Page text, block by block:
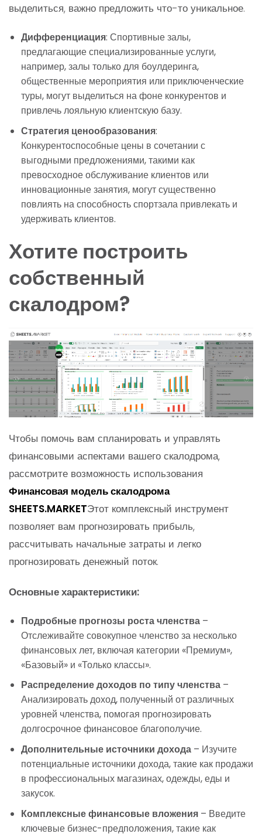
выделиться, важно предложить что-то уникальное.
Дифференциация: Спортивные залы,
предлагающие специализированные услуги,
например, залы только для боулдеринга,
общественные мероприятия или приключенческие
туры, могут выделиться на фоне конкурентов и
привлечь лояльную клиентскую базу.
Стратегия ценообразования:
Конкурентоспособные цены в сочетании с
выгодными предложениями, такими как
превосходное обслуживание клиентов или
инновационные занятия, могут существенно
повлиять на способность спортзала привлекать и
удерживать клиентов.
Хотите построить
собственный
скалодром?
Чтобы помочь вам спланировать и управлять
финансовыми аспектами вашего скалодрома,
рассмотрите возможность использования
Финансовая модель скалодрома
SHEETS.MARKETЭтот комплексный инструмент
позволяет вам прогнозировать прибыль,
рассчитывать начальные затраты и легко
прогнозировать денежный поток.
Основные характеристики:
Подробные прогнозы роста членства–
Отслеживайте совокупное членство за несколько
финансовых лет, включая категории «Премиум»,
«Базовый» и «Только классы».
Распределение доходов по типу членства–
Анализировать доход, полученный от различных
уровней членства, помогая прогнозировать
долгосрочное финансовое благополучие.
Дополнительные источники дохода– Изучите
потенциальные источники дохода, такие как продажи
в профессиональных магазинах, одежды, еды и
закусок.
Комплексные финансовые вложения– Введите
ключевые бизнес-предположения, такие как